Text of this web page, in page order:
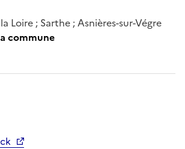
Loire ; Sarthe ; Asnières-sur-Végre
commune